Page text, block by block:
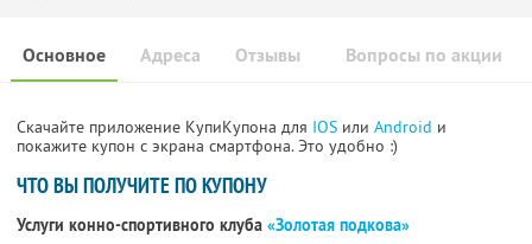
Основное Отзывы Вопросы по акции
Адреса
Скачайте приложение КупиКупона для IOS или Android и
покажите купон с экрана смартфона. Это удобно :)
ЧТО ВЫ ПОЛУЧИТЕ ПО КУПОНУ
Услуги конно-спортивного клуба «Золотая подкова»